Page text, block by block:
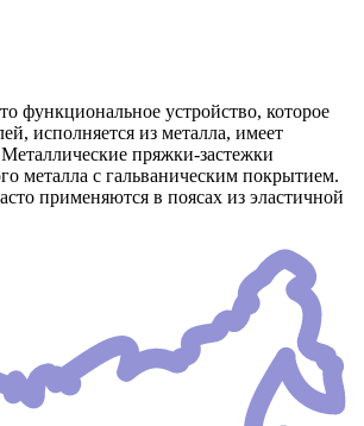
функциональное устройство, которое
исполняется из металла, имеет
пряжки-застежки
металла с гальваническим покрытием.
применяются в поясах из эластичной